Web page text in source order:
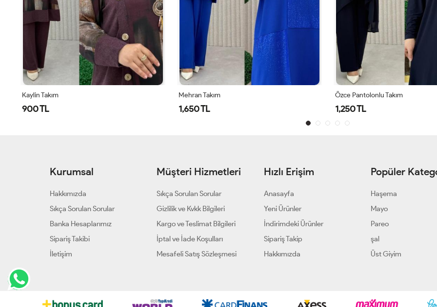
Kaylin Takım
900 TL
Mehran Takım
1,650 TL
Özce Pantolonlu Takım
1,250 TL
Kurumsal
Hakkımızda
Sıkça Sorulan Sorular
Banka Hesaplarımız
Sipariş Takibi
İletişim
Müşteri Hizmetleri
Sıkça Sorulan Sorular
Gizlilik ve Kvkk Bilgileri
Kargo ve Teslimat Bilgileri
İptal ve İade Koşulları
Mesafeli Satış Sözleşmesi
Hızlı Erişim
Anasayfa
Yeni Ürünler
İndirimdeki Ürünler
Sipariş Takip
Hakkımızda
Popüler
Haşema
Mayo
Pareo
şal
Üst Giyim